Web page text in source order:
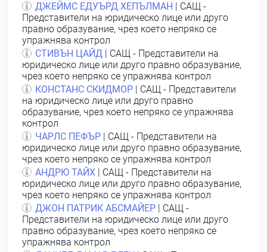
ДЖЕЙМС ЕДУЪРД ХЕПЪЛМАН
| САЩ -
Представители на юридическо лице или друго
правно образувание, чрез което непряко се
упражнява контрол
СТИВЪН ЦАЙД | САЩ - Представители на
юридическо лице или друго правно образувание,
чрез което непряко се упражнява контрол
КОНСТАНС СКИДМОР | САЩ - Представители
на юридическо лице или друго правно
образувание, чрез което непряко се упражнява
контрол
ЧАРЛС ПЕФЪР | САЩ - Представители на
юридическо лице или друго правно образувание,
чрез което непряко се упражнява контрол
АНДРЮ ТАЙХ | САЩ - Представители на
юридическо лице или друго правно образувание,
чрез което непряко се упражнява контрол
ДЖОН ПАТРИК АБСМАЙЕР | САЩ -
Представители на юридическо лице или друго
правно образувание, чрез което непряко се
упражнява контрол